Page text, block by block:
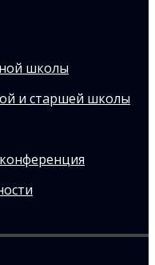
школы
и старшей школы
конференция